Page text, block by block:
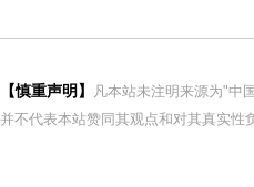
【慎重声明】
凡本站未注明来源为"中
并不代表本站赞同其观点和对其真实